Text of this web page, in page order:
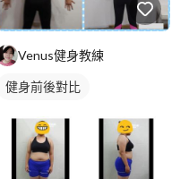
Venus健身教練
健身前後對比